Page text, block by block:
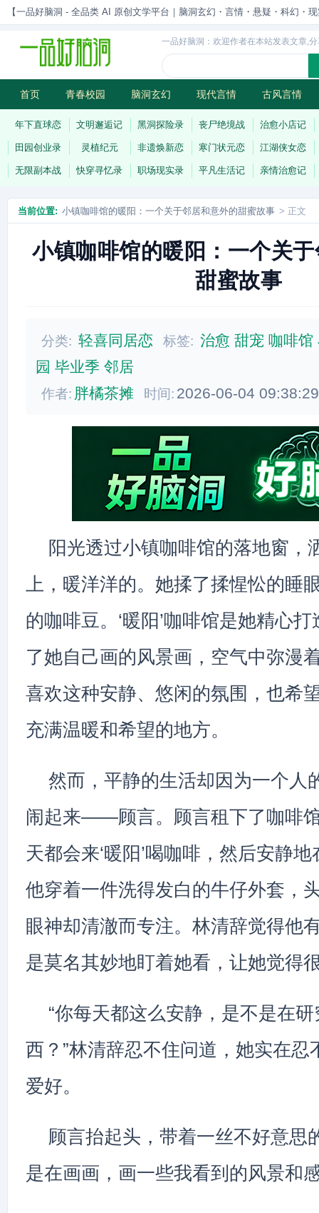
【一品好脑洞 - 全品类 AI 原创文学平台｜脑洞玄幻・言情・悬疑・科幻・
一品好脑洞：欢迎作者在本站发表文章,
首页 青春校园 脑洞玄幻 现代言情 古风言情
历史权谋 武侠江湖 灵异志怪 连载
年下直球恋 文明邂逅记 黑洞探险录 丧尸绝境战 治愈小店记
田园创业录 灵植纪元 非遗焕新恋 寒门状元恋 江湖侠女恋
无限副本战 快穿寻忆录 职场现实录 平凡生活记 亲情治愈记
当前位置: 小镇咖啡馆的暖阳：一个关于邻居和意外的甜蜜故事 > 正文
小镇咖啡馆的暖阳：一个关
甜蜜故事
分类: 轻喜同居恋 标签: 治愈 甜宠 咖啡馆
园 毕业季 邻居
作者: 胖橘茶摊 时间: 2026-06-04
阳光透过小镇咖啡馆的落地窗，
上，暖洋洋的。她揉了揉惺忪的睡
的咖啡豆。‘暖阳’咖啡馆是她精心
了她自己画的风景画，空气中弥漫
喜欢这种安静、悠闲的氛围，也希
充满温暖和希望的地方。
然而，平静的生活却因为一个人
闹起来——顾言。顾言租下了咖啡
天都会来‘暖阳’喝咖啡，然后安静
他穿着一件洗得发白的牛仔外套，
眼神却清澈而专注。林清辞觉得他
是莫名其妙地盯着她看，让她觉得
“你每天都这么安静，是不是在
西？”林清辞忍不住问道，她实在忍
爱好。
顾言抬起头，带着一丝不好意思
是在画画，画一些我看到的风景和